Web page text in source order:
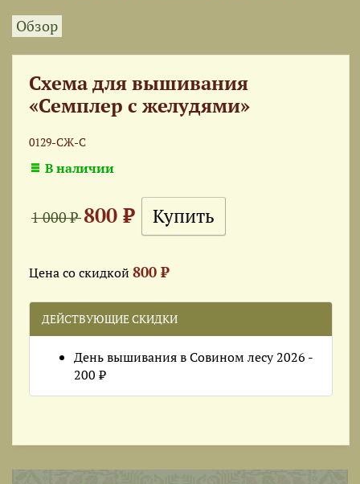
Обзор
Схема для вышивания
«Семплер с желудями»
0129-СЖ-С
В наличии
1 000 ₽800 ₽
Цена со скидкой 800 ₽
ДЕЙСТВУЮЩИЕ СКИДКИ
День вышивания в Совином лесу 2026 -
200 ₽